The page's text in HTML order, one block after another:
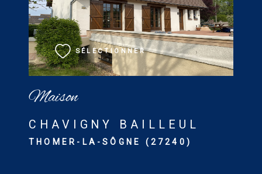
Maison
CHAVIGNY BAILLEUL
THOMER-LA-SÔGNE (27240)
SÉLECTIONNER
VOIR LE BIEN